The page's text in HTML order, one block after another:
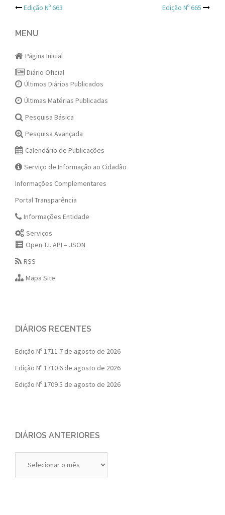
Post
navigation
Edição Nº 663 Edição Nº 665
MENU
Página Inicial
Diário Oficial
Últimos Diários Publicados
Últimas Matérias Publicadas
Pesquisa Básica
Pesquisa Avançada
Calendário de Publicações
Serviço de Informação ao Cidadão
Informações Complementares
Portal Transparência
Informações Entidade
Serviços
Open T.I. API – JSON
RSS
Mapa Site
DIÁRIOS RECENTES
Edição Nº 1711 7 de agosto de 2026
Edição Nº 1710 6 de agosto de 2026
Edição Nº 17095 de agosto de 2026
DIÁRIOS ANTERIORES
Anteriores